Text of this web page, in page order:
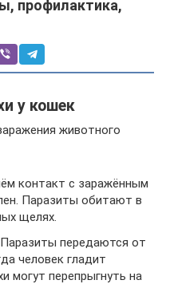
профилактика,
у кошек
животного
контакт с заражённым
Паразиты обитают в
щелях.
передаются от
человек гладит
могут перепрыгнуть на